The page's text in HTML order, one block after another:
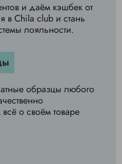
и даём кэшбек от
в Chila club и стань
лояльности.
образцы любого
о своём товаре